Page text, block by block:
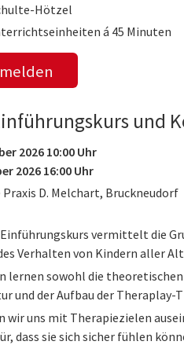
Hötzel
á 45 Minuten
und
2026 10:00 Uhr
2026 16:00 Uhr
D. Melchart, Bruckneudorf
vermittelt die
Verhalten von Kindern aller
lernen sowohl die
und der Aufbau der
wir uns mit Therapiezielen
dass sie sich sicher fühlen